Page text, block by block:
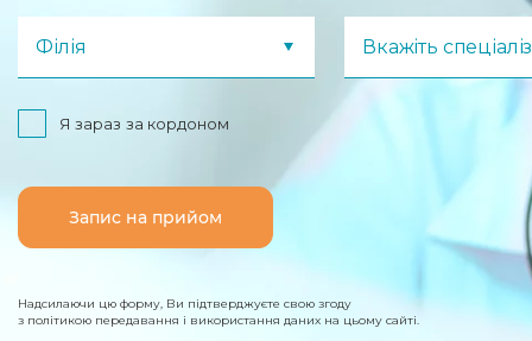
Філія Вкажіть
Я зараз за кордоном
Запис на прийом
Надсилаючи цю форму, Ви підтверджуєте свою згоду
з політикою передавання і використання даних на цьому сайті.